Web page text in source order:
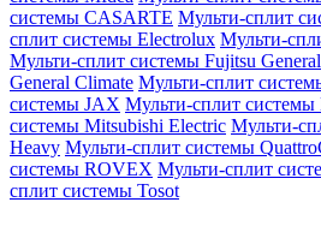
системы CASARTE Мульти-сплит
сплит системы Electrolux Мульти-
Мульти-сплит системы Fujitsu General
General Climate Мульти-сплит
системы JAX Мульти-сплит системы
системы Mitsubishi Electric Мульти-
Heavy Мульти-сплит системы
системы ROVEX Мульти-сплит
сплит системы Tosot